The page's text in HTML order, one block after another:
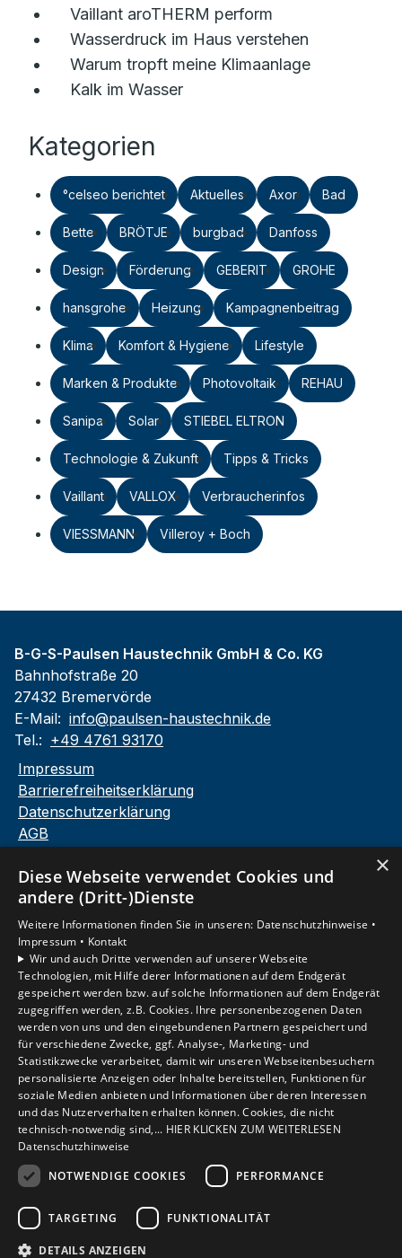
Vaillant aroTHERM perform
Wasserdruck im Haus verstehen
Warum tropft meine Klimaanlage
Kalk im Wasser
Kategorien
°celseo berichtet Aktuelles Axor Bad
Bette BRÖTJE burgbad Danfoss
Design Förderung GEBERIT GROHE
hansgrohe Heizung Kampagnenbeitrag
Klima Komfort & Hygiene Lifestyle
Marken & Produkte Photovoltaik REHAU
Sanipa Solar STIEBEL ELTRON
Technologie & Zukunft Tipps & Tricks
Vaillant VALLOX Verbraucherinfos
VIESSMANN Villeroy + Boch
B-G-S-Paulsen Haustechnik GmbH & Co. KG
Bahnhofstraße 20
27432 Bremervörde
E-Mail: info@paulsen-haustechnik.de
Tel.: +49 4761 93170
Impressum
Barrierefreiheitserklärung
Datenschutzerklärung
AGB
Unsere Bereiche
Privatkunden
Gewerbekunden
Karriere
Unternehmen
Kontakt
Um externe HTML-Inhalte anzuzeigen, benötigen
wir Ihre Einwilligung.
Weitere Informationen finden Sie in unserer
Datenschutzerklärung.
Cookie-Einstellungen öffnen
×
Diese Webseite verwendet Cookies und
andere (Dritt-)Dienste
Weitere Informationen finden Sie in unseren: Datenschutzhinweise •
Impressum • Kontakt
Wir und auch Dritte verwenden auf unserer Webseite
Technologien, mit Hilfe derer Informationen auf dem Endgerät
gespeichert werden bzw. auf solche Informationen auf dem Endgerät
zugegriffen werden, z.B. Cookies. Ihre personenbezogenen Daten
werden von uns und den eingebundenen Partnern gespeichert und
für verschiedene Zwecke, ggf. Analyse-, Marketing- und
Statistikzwecke verarbeitet, damit wir unseren Webseitenbesuchern
personalisierte Anzeigen oder Inhalte bereitstellen, Funktionen für
soziale Medien anbieten und Informationen über deren Interessen
und das Nutzerverhalten erhalten können. Cookies, die nicht
technisch-notwendig sind,... HIER KLICKEN ZUM WEITERLESEN
Datenschutzhinweise
NOTWENDIGE COOKIES
PERFORMANCE
TARGETING FUNKTIONALITÄT
DETAILS ANZEIGEN